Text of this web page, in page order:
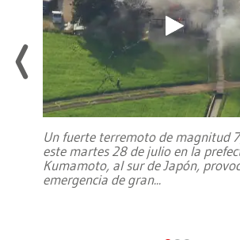
Un fuerte terremoto de magnitud
este martes 28 de julio en la
Kumamoto, al sur de Japón,
emergencia de gran...